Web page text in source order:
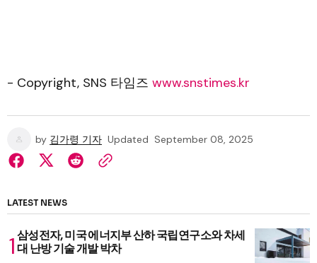
- Copyright, SNS 타임즈 www.snstimes.kr
by 김가령 기자 Updated September 08, 2025
LATEST NEWS
삼성전자, 미국 에너지부 산하 국립연구소와 차세
대 난방 기술 개발 박차